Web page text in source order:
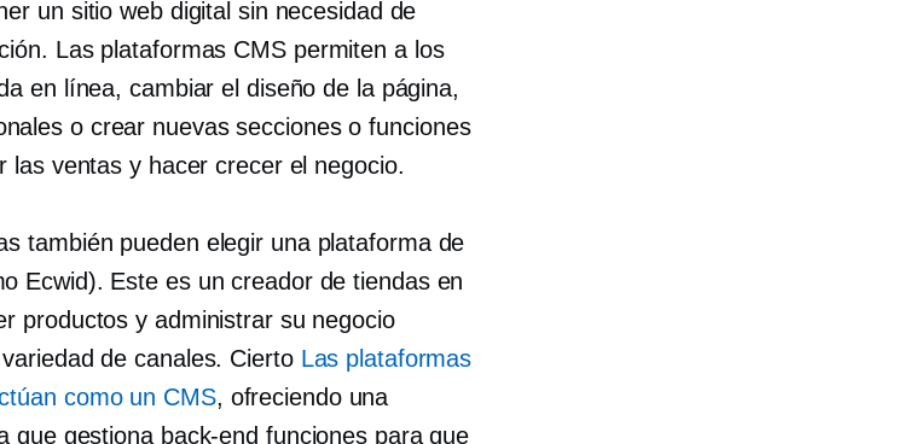
un sitio web digital sin necesidad de
Las plataformas CMS permiten a los
en línea, cambiar el diseño de la página,
o crear nuevas secciones o funciones
las ventas y hacer crecer el negocio.
también pueden elegir una plataforma de
Ecwid). Este es un creador de tiendas en
productos y administrar su negocio
de canales. Cierto Las plataformas
como un CMS, ofreciendo una
que gestiona back-end funciones para que